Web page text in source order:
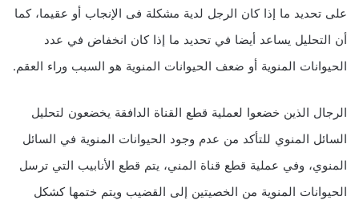
على تحديد ما إذا كان الرجل لدية مشكلة فى الإنجاب أو عقيما، كما
أن التحليل يساعد أيضا في تحديد ما إذا كان انخفاض في عدد
الحيوانات المنوية أو ضعف الحيوانات المنوية هو السبب وراء العقم.
الرجال الذين خضعوا لعملية قطع القناة الدافقة يخضعون لتحليل
السائل المنوي للتأكد من عدم وجود الحيوانات المنوية في السائل
المنوي، وفي عملية قطع قناة المني، يتم قطع الأنابيب التي ترسل
الحيوانات المنوية من الخصيتين إلى القضيب ويتم ختمها كشكل